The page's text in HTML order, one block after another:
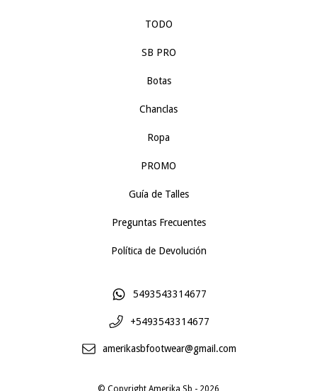
TODO
SB PRO
Botas
Chanclas
Ropa
PROMO
Guía de Talles
Preguntas Frecuentes
Política de Devolución
5493543314677
+5493543314677
amerikasbfootwear@gmail.com
© Copyright Amerika Sb - 2026